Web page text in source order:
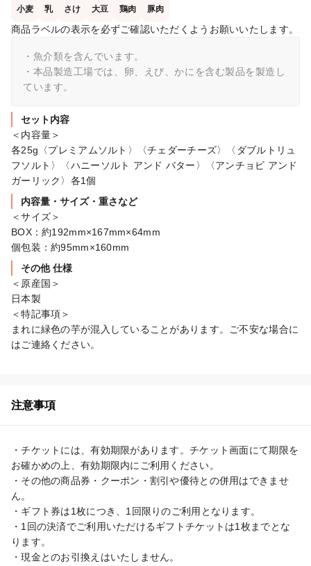
小麦 乳 さけ 大豆 鶏肉 豚肉
商品ラベルの表示を必ずご確認いただくようお願いいたします。
・魚介類を含んでいます。
・本品製造工場では、卵、えび、かにを含む製品を製造し
ています。
セット内容
＜内容量＞
各25g〈プレミアムソルト〉〈チェダーチーズ〉〈ダブルトリュ
フソルト〉〈ハニーソルト アンド バター〉〈アンチョビ アンド
ガーリック〉各1個
内容量・サイズ・重さなど
＜サイズ＞
BOX：約192mm×167mm×64mm
個包装：約95mm×160mm
その他 仕様
＜原産国＞
日本製
＜特記事項＞
まれに緑色の芋が混入していることがあります。ご不安な場合に
はご連絡ください。
注意事項
・チケットには、有効期限があります。チケット画面にて期限を
お確かめの上、有効期限内にご利用ください。
・その他の商品券・クーポン・割引や優待との併用はできませ
ん。
・ギフト券は1枚につき、1回限りのご利用となります。
・1回の決済でご利用いただけるギフトチケットは1枚までとな
ります。
・現金とのお引換えはいたしません。